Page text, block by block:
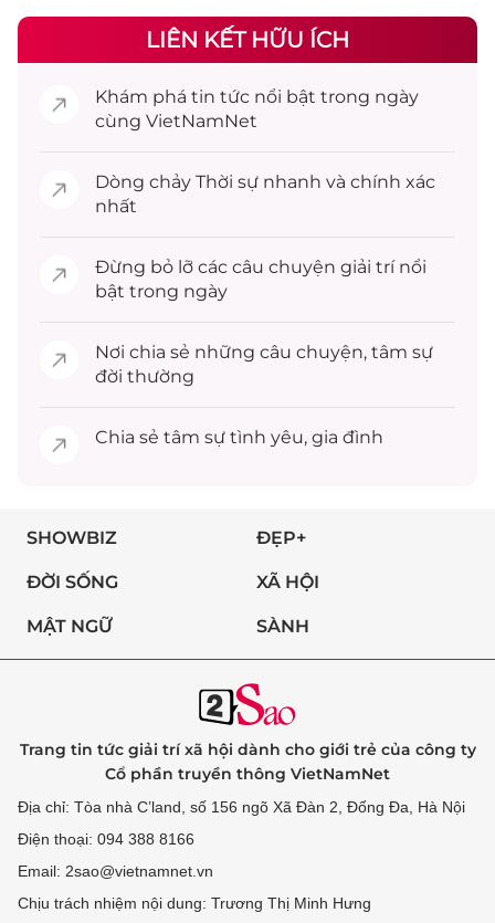
LIÊN KẾT HỮU ÍCH
Khám phá tin tức nổi bật trong ngày
cùng VietNamNet
Dòng chảy Thời sự nhanh và chính xác
nhất
Đừng bỏ lỡ các câu chuyện giải trínổi
bật trong ngày
Nơi chia sẻ những câu chuyện, tâm sự
đời thường
Chia sẻ tâm sự tình yêu, gia đình
SHOWBIZ ĐẸP+
ĐỜI SỐNG XÃ HỘI
MẬT NGỮ SÀNH
Trang tin tức giải trí xã hội dành cho giới trẻ của công ty
Cổ phần truyền thông VietNamNet
Địa chỉ: Tòa nhà C’land, số 156 ngõ Xã Đàn 2, Đống Đa, Hà Nội
Điện thoại: 094 388 8166
Email: 2sao@vietnamnet.vn
Chịu trách nhiệm nội dung: Trương Thị Minh Hưng